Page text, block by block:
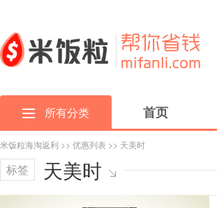
所有分类 首页
米饭粒海淘返利 >> 优惠列表 >> 天美时
标签 天美时